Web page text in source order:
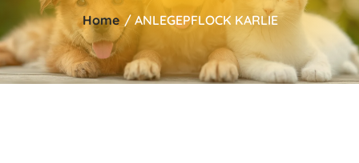
Home / ANLEGEPFLOCK KARLIE